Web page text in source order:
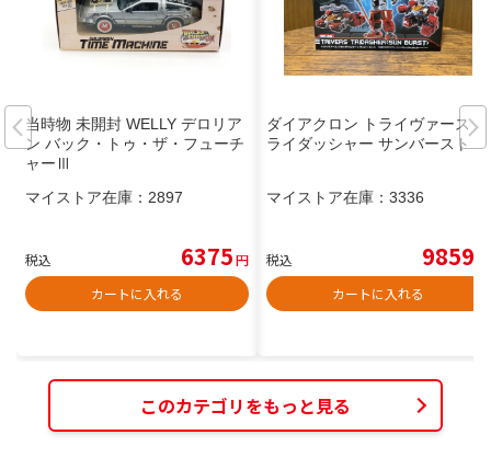
当時物 未開封 WELLY デロリア
ン バック・トゥ・ザ・フューチ
ャーⅢ
マイストア在庫： 2897
税込 6375円
カートに入れる
ダイアクロン トライヴァース ト
ライダッシャー サンバースト
マイストア在庫： 3336
税込 9859
カートに入れる
このカテゴリをもっと見る